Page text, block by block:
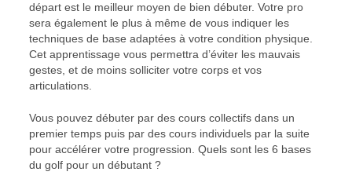
départ est le meilleur moyen de bien débuter. Votre pro
sera également le plus à même de vous indiquer les
techniques de base adaptées à votre condition physique.
Cet apprentissage vous permettra d’éviter les mauvais
gestes, et de moins solliciter votre corps et vos
articulations.
Vous pouvez débuter par des cours collectifs dans un
premier temps puis par des cours individuels par la suite
pour accélérer votre progression. Quels sont les 6 bases
du golf pour un débutant ?